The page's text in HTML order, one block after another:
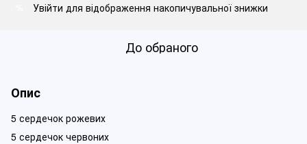
Увійти для відображення накопичувальної знижки
До обраного
Опис
5 сердечок рожевих
5 сердечок червоних